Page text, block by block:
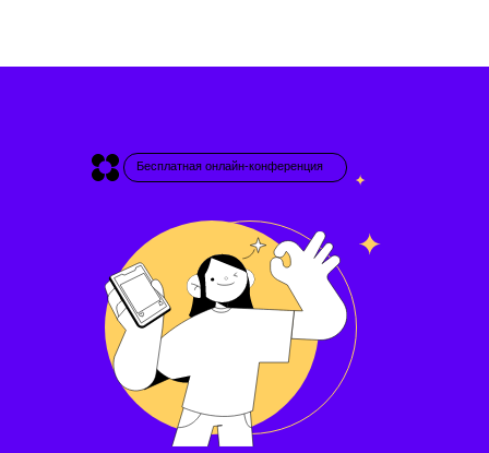
Бесплатная онлайн-конференция